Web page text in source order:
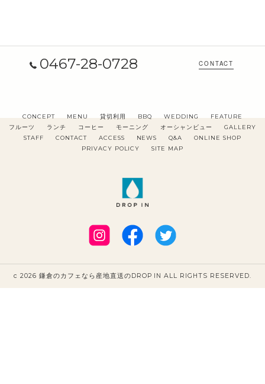
0467-28-0728 CONTACT
CONCEPT MENU 貸切利用 BBQ WEDDING
FEATURE
フルーツ
ランチ コーヒー モーニング オーシャンビュー
GALLERY
STAFF
CONTACT ACCESS NEWS Q&A
ONLINE SHOP
PRIVACY POLICY
SITE MAP
c 2026 鎌倉のカフェなら産地直送のDROP IN ALL RIGHTS RESERVED.